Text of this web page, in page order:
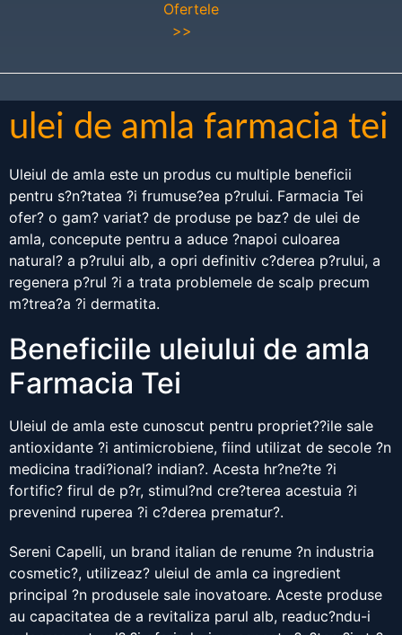
Ofertele
>>
ulei de amla farmacia tei
Uleiul de amla este un produs cu multiple beneficii
pentru s?n?tatea ?i frumuse?ea p?rului. Farmacia Tei
ofer? o gam? variat? de produse pe baz? de ulei de
amla, concepute pentru a aduce ?napoi culoarea
natural? a p?rului alb, a opri definitiv c?derea p?rului, a
regenera p?rul ?i a trata problemele de scalp precum
m?trea?a ?i dermatita.
Beneficiile uleiului de amla
Farmacia Tei
Uleiul de amla este cunoscut pentru propriet??ile sale
antioxidante ?i antimicrobiene, fiind utilizat de secole ?n
medicina tradi?ional? indian?. Acesta hr?ne?te ?i
fortific? firul de p?r, stimul?nd cre?terea acestuia ?i
prevenind ruperea ?i c?derea prematur?.
Sereni Capelli, un brand italian de renume ?n industria
cosmetic?, utilizeaz? uleiul de amla ca ingredient
principal ?n produsele sale inovatoare. Aceste produse
au capacitatea de a revitaliza parul alb, readuc?ndu-i